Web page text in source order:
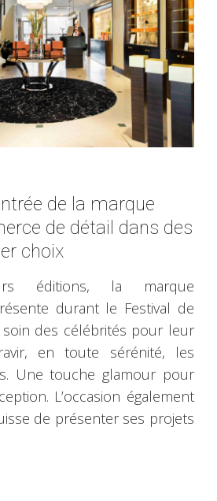
de la marque
de détail dans des
choix
éditions, la marque
durant le Festival de
des célébrités pour leur
en toute sérénité, les
Une touche glamour pour
L’occasion également
de présenter ses projets